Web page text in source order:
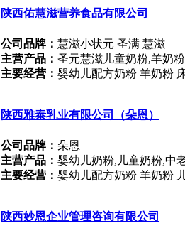
陕西佑慧滋营养食品有限公司
公司品牌： 慧滋小状元 圣满 慧滋
主营产品： 圣元慧滋儿童奶粉,羊奶
主要经营： 婴幼儿配方奶粉 羊奶粉
陕西雅泰乳业有限公司（朵恩）
公司品牌： 朵恩
主营产品： 婴幼儿奶粉,儿童奶粉,中
主要经营： 婴幼儿配方奶粉 羊奶粉
陕西妙恩企业管理咨询有限公司